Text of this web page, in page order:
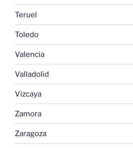
Teruel
Toledo
Valencia
Valladolid
Vizcaya
Zamora
Zaragoza